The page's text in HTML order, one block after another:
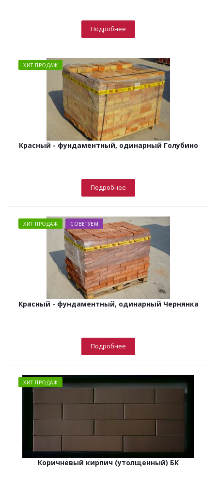
Подробнее
ХИТ ПРОДАЖ
Красный - фундаментный, одинарный Голубино
Подробнее
ХИТ ПРОДАЖ СОВЕТУЕМ
Красный - фундаментный, одинарный Чернянка
Подробнее
ХИТ ПРОДАЖ
Коричневый кирпич (утолщенный) БК